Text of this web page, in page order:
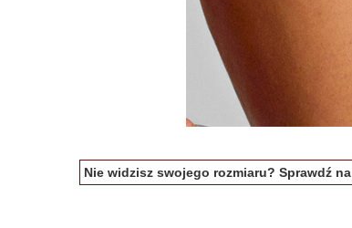
Nie widzisz swojego rozmiaru? Sprawdź na